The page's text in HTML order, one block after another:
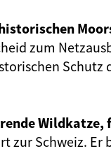
zum
Schutz
zur Schweiz.